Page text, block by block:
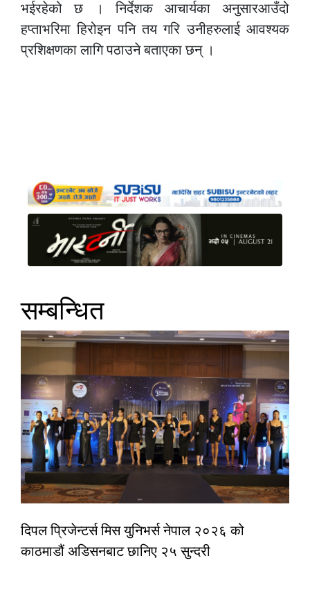
भईरहेको छ । निर्देशक आचार्यका अनुसारआउँदो
हप्ताभरिमा हिरोइन पनि तय गरि उनीहरुलाई आवश्यक
प्रशिक्षणका लागि पठाउने बताएका छन् ।
सम्बन्धित
दिपल प्रिजेन्टर्स मिस युनिभर्स नेपाल २०२६ को
काठमाडौं अडिसनबाट छानिए २५ सुन्दरी